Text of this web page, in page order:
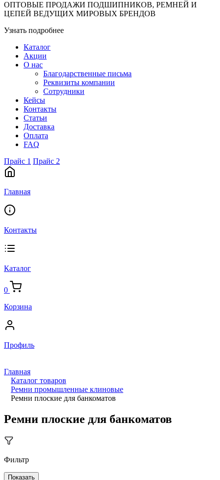
ОПТОВЫЕ ПРОДАЖИ ПОДШИПНИКОВ, РЕМНЕЙ И
ЦЕПЕЙ ВЕДУЩИХ МИРОВЫХ БРЕНДОВ
Узнать подробнее
Каталог
Акции
О нас
Благодарственные письма
Реквизиты компании
Сотрудники
Кейсы
Контакты
Статьи
Доставка
Оплата
FAQ
Прайс 1 Прайс 2
Главная
Контакты
Каталог
0
Корзина
Профиль
Главная
Каталог товаров
Ремни промышленные клиновые
Ремни плоские для банкоматов
Ремни плоские для банкоматов
Фильтр